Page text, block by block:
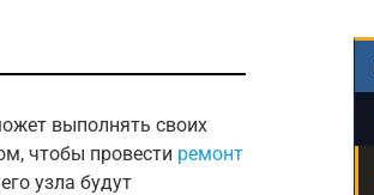
выполнять своих
чтобы провести ремонт
узла будут